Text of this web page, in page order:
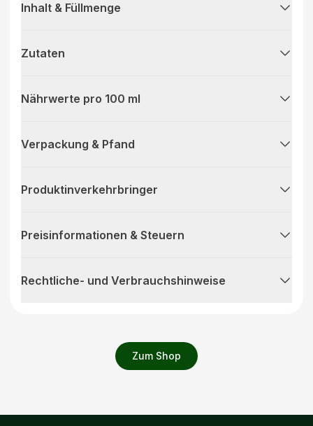
Zum Shop
Inhalt & Füllmenge
Zutaten
Nährwerte pro 100 ml
Verpackung & Pfand
Produktinverkehrbringer
Preisinformationen & Steuern
Rechtliche- und Verbrauchshinweise